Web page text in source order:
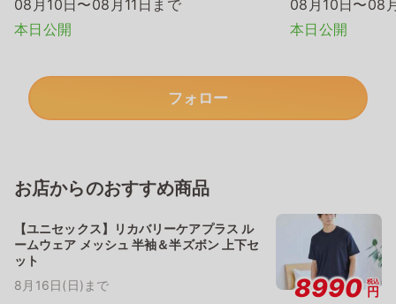
08月10日〜08月11日まで
本日公開
08月10日〜08
本日公開
フォロー
お店からのおすすめ商品
【ユニセックス】リカバリーケアプラス ル
ームウェア メッシュ 半袖＆半ズボン 上下セ
ット
8月16日(日)まで
8990 税込
円